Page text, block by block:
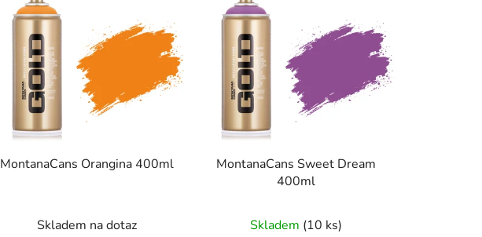
MontanaCans Orangina 400ml
Skladem na dotaz
MontanaCans Sweet Dream
400ml
Skladem (10 ks)